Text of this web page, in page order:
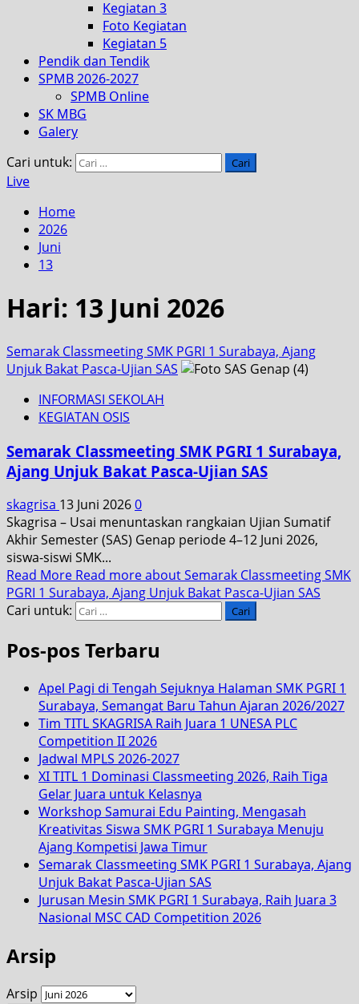
Kegiatan 3
Foto Kegiatan
Kegiatan 5
Pendik dan Tendik
SPMB 2026-2027
SPMB Online
SK MBG
Galery
Cari untuk:
Live
Home
2026
Juni
13
Hari: 13 Juni 2026
Semarak Classmeeting SMK PGRI 1 Surabaya, Ajang
Unjuk Bakat Pasca-Ujian SAS
INFORMASI SEKOLAH
KEGIATAN OSIS
Semarak Classmeeting SMK PGRI 1 Surabaya,
Ajang Unjuk Bakat Pasca-Ujian SAS
skagrisa 13 Juni 20260
Skagrisa – Usai menuntaskan rangkaian Ujian Sumatif
Akhir Semester (SAS) Genap periode 4–12 Juni 2026,
siswa-siswi SMK...
Read More Read more about Semarak Classmeeting SMK
PGRI 1 Surabaya, Ajang Unjuk Bakat Pasca-Ujian SAS
Cari untuk:
Pos-pos Terbaru
Apel Pagi di Tengah Sejuknya Halaman SMK PGRI 1
Surabaya, Semangat Baru Tahun Ajaran 2026/2027
Tim TITL SKAGRISA Raih Juara 1 UNESA PLC
Competition II 2026
Jadwal MPLS 2026-2027
XI TITL 1 Dominasi Classmeeting 2026, Raih Tiga
Gelar Juara untuk Kelasnya
Workshop Samurai Edu Painting, Mengasah
Kreativitas Siswa SMK PGRI 1 Surabaya Menuju
Ajang Kompetisi Jawa Timur
Semarak Classmeeting SMK PGRI 1 Surabaya, Ajang
Unjuk Bakat Pasca-Ujian SAS
Jurusan Mesin SMK PGRI 1 Surabaya, Raih Juara 3
Nasional MSC CAD Competition 2026
Arsip
Arsip